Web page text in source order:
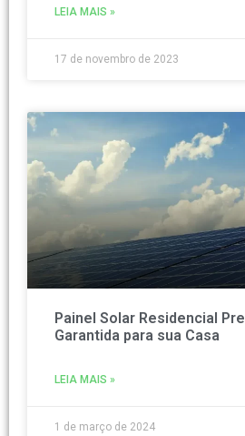
LEIA MAIS »
17 de novembro de 2023
Painel Solar Residencial
Garantida para sua Casa
LEIA MAIS »
1 de março de 2024